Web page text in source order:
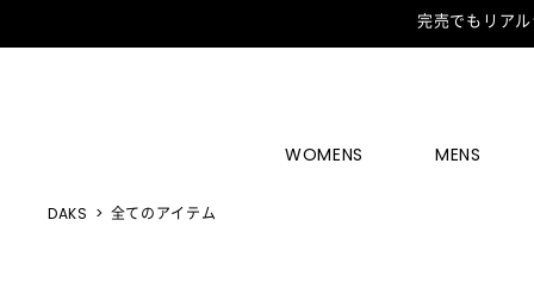
完売でもリア
WOMENS MENS
DAKS 全てのアイテム